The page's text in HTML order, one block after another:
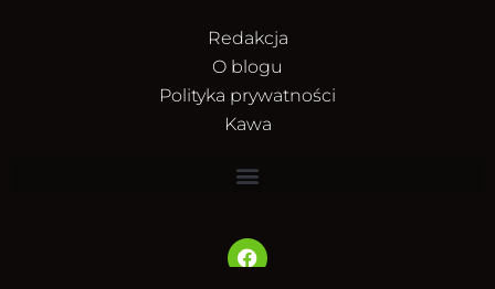
Redakcja
O blogu
Polityka prywatności
Kawa